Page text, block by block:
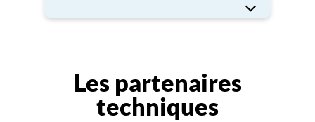
copiées. Il répartit également la
Conformément au code de la
propriété intellectuelle, il
consacre une partie des
sommes qu’il perçoit au
Les partenaires
techniques